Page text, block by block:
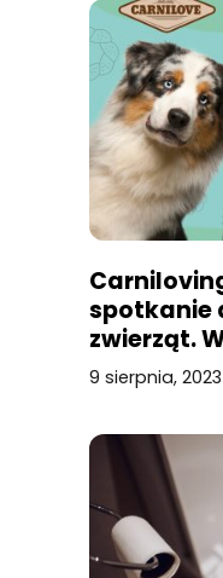
spotkanie
zwierząt.
9 sierpnia, 2023